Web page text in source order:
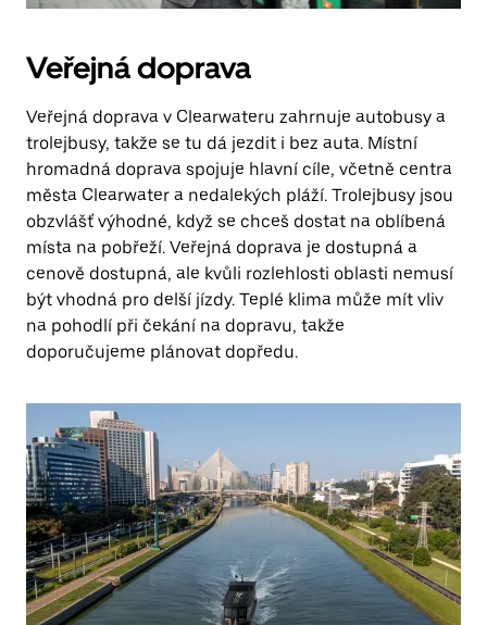
Veřejná doprava
Veřejná doprava v Clearwateru zahrnuje autobusy a
trolejbusy, takže se tu dá jezdit i bez auta. Místní
hromadná doprava spojuje hlavní cíle, včetně centra
města Clearwater a nedalekých pláží. Trolejbusy jsou
obzvlášť výhodné, když se chceš dostat na oblíbená
místa na pobřeží. Veřejná doprava je dostupná a
cenově dostupná, ale kvůli rozlehlosti oblasti nemusí
být vhodná pro delší jízdy. Teplé klima může mít vliv
na pohodlí při čekání na dopravu, takže
doporučujeme plánovat dopředu.